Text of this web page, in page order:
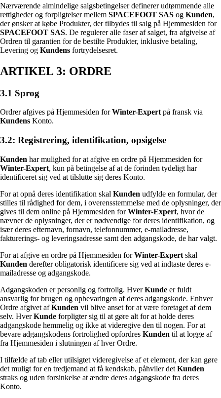
Nærværende almindelige salgsbetingelser definerer udtømmende alle
rettigheder og forpligtelser mellem SPACEFOOT SAS og Kunden,
der ønsker at købe Produkter, der tilbydes til salg på Hjemmesiden for
SPACEFOOT SAS. De regulerer alle faser af salget, fra afgivelse af
Ordren til garantien for de bestilte Produkter, inklusive betaling,
Levering og Kundens fortrydelsesret.
ARTIKEL 3: ORDRE
3.1 Sprog
Ordrer afgives på Hjemmesiden forWinter-Expert på fransk via
Kundens Konto.
3.2: Registrering, identifikation, opsigelse
Kunden har mulighed for at afgive en ordre på Hjemmesiden for
Winter-Expert, kun på betingelse af at de forinden tydeligt har
identificeret sig ved at tilslutte sig deres Konto.
For at opnå deres identifikation skal Kunden udfylde en formular, der
stilles til rådighed for dem, i overensstemmelse med de oplysninger, der
gives til dem online på Hjemmesiden forWinter-Expert, hvor de
nævner de oplysninger, der er nødvendige for deres identifikation, og
især deres efternavn, fornavn, telefonnummer, e-mailadresse,
fakturerings- og leveringsadresse samt den adgangskode, de har valgt.
For at afgive en ordre på Hjemmesiden forWinter-Expert skal
Kunden derefter obligatorisk identificere sig ved at indtaste deres e-
mailadresse og adgangskode.
Adgangskoden er personlig og fortrolig. HverKunde er fuldt
ansvarlig for brugen og opbevaringen af deres adgangskode. Enhver
Ordre afgivet afKunden vil blive anset for at være foretaget af dem
selv. HverKunde forpligter sig til at gøre alt for at holde deres
adgangskode hemmelig og ikke at videregive den til nogen. For at
bevare adgangskodens fortrolighed opfordres Kunden til at logge af
fra Hjemmesiden i slutningen af hver Ordre.
I tilfælde af tab eller utilsigtet videregivelse af et element, der kan gøre
det muligt for en tredjemand at få kendskab, påhviler det Kunden
straks og uden forsinkelse at ændre deres adgangskode fra deres
Konto.